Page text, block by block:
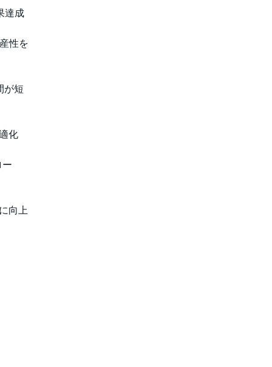
達成
性を
が短
化
ー
向上